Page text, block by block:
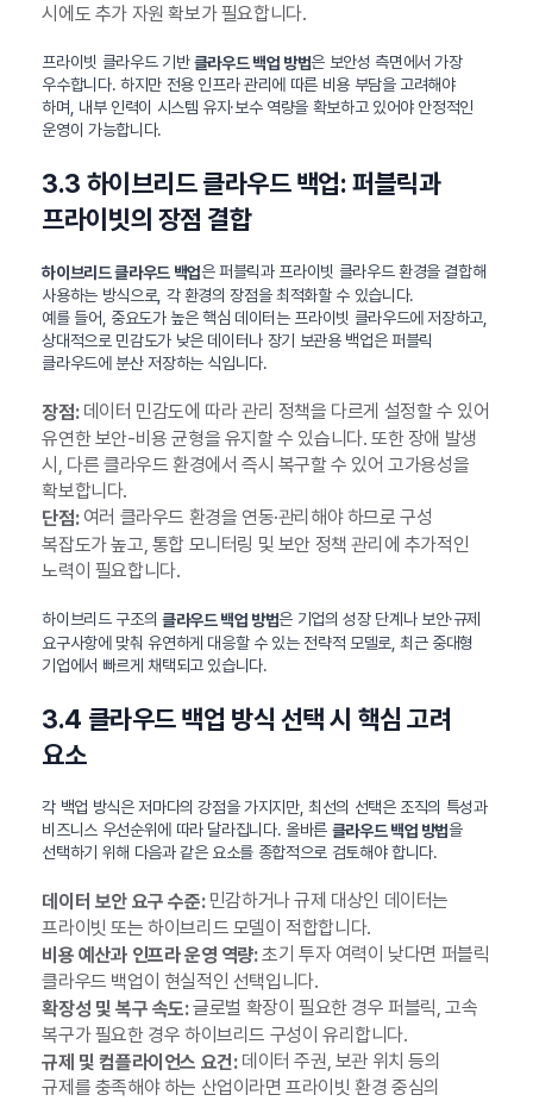
시에도 추가 자원 확보가 필요합니다.
프라이빗 클라우드 기반클라우드 백업 방법은 보안성 측면에서 가장
우수합니다. 하지만 전용 인프라 관리에 따른 비용 부담을 고려해야
하며, 내부 인력이 시스템 유지·보수 역량을 확보하고 있어야 안정적인
운영이 가능합니다.
3.3 하이브리드 클라우드 백업: 퍼블릭과
프라이빗의 장점 결합
하이브리드 클라우드 백업은 퍼블릭과 프라이빗 클라우드 환경을 결합해
사용하는 방식으로, 각 환경의 장점을 최적화할 수 있습니다.
예를 들어, 중요도가 높은 핵심 데이터는 프라이빗 클라우드에 저장하고,
상대적으로 민감도가 낮은 데이터나 장기 보관용 백업은 퍼블릭
클라우드에 분산 저장하는 식입니다.
장점:데이터 민감도에 따라 관리 정책을 다르게 설정할 수 있어
유연한 보안-비용 균형을 유지할 수 있습니다. 또한 장애 발생
시, 다른 클라우드 환경에서 즉시 복구할 수 있어 고가용성을
확보합니다.
단점:여러 클라우드 환경을 연동·관리해야 하므로 구성
복잡도가 높고, 통합 모니터링 및 보안 정책 관리에 추가적인
노력이 필요합니다.
하이브리드 구조의 클라우드 백업 방법은 기업의 성장 단계나 보안·규제
요구사항에 맞춰 유연하게 대응할 수 있는 전략적 모델로, 최근 중대형
기업에서 빠르게 채택되고 있습니다.
3.4 클라우드 백업 방식 선택 시 핵심 고려
요소
각 백업 방식은 저마다의 강점을 가지지만, 최선의 선택은 조직의 특성과
비즈니스 우선순위에 따라 달라집니다. 올바른 클라우드 백업 방법을
선택하기 위해 다음과 같은 요소를 종합적으로 검토해야 합니다.
데이터 보안 요구 수준:민감하거나 규제 대상인 데이터는
프라이빗 또는 하이브리드 모델이 적합합니다.
비용 예산과 인프라 운영 역량:초기 투자 여력이 낮다면 퍼블릭
클라우드 백업이 현실적인 선택입니다.
확장성 및 복구 속도:글로벌 확장이 필요한 경우 퍼블릭, 고속
복구가 필요한 경우 하이브리드 구성이 유리합니다.
규제 및 컴플라이언스 요건:데이터 주권, 보관 위치 등의
규제를 충족해야 하는 산업이라면 프라이빗 환경 중심의